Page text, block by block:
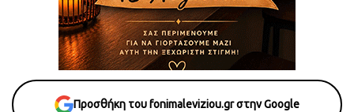
Προσθήκη του fonimaleviziou.gr στην Google